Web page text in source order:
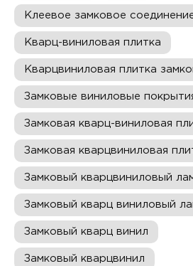
Клеевое замковое
Кварц-виниловая плитка
Кварцвиниловая плитка
Замковые виниловые
Замковая кварц-виниловая
Замковая кварцвиниловая
Замковый кварцвиниловый
Замковый кварц виниловый
Замковый кварц винил
Замковый кварцвинил